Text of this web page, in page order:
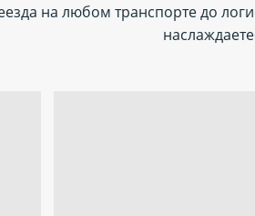
на любом транспорте до